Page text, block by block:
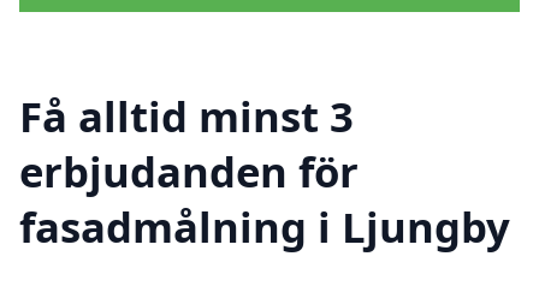
Få alltid minst 3
erbjudanden för
fasadmålning i Ljungby